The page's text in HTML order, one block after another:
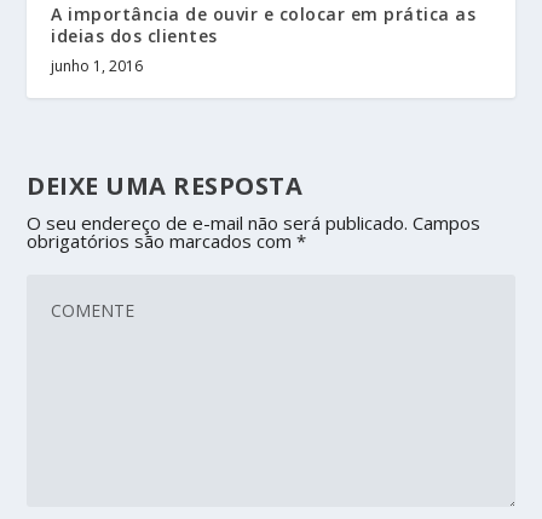
A importância de ouvir e colocar em prática as
ideias dos clientes
junho 1, 2016
DEIXE UMA RESPOSTA
O seu endereço de e-mail não será publicado. Campos
obrigatórios são marcados com*